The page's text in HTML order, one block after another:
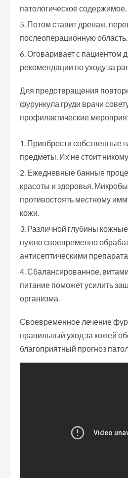
патологическое содержимое.
Потом ставит дренаж,
послеоперационную область.
Оговаривает с пациентом
рекомендации по уходу за
Для предотвращения
фурункула груди врачи
профилактические
Приобрести собственные
предметы. Их не стоит
Ежедневные банные
красоты и здоровья.
противостоять местному
кожи.
Различной глубины
нужно своевременно
антисептическими
Сбалансированное,
питание поможет усилить
организма.
Своевременное лечение
правильный уход за кожей
благоприятный прогноз